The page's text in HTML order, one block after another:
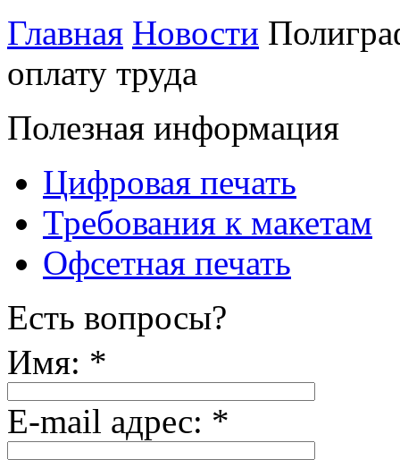
Главная Новости
оплату труда
Полезная информация
Цифровая печать
Требования к макетам
Офсетная печать
Есть вопросы?
Имя: *
E-mail адрес: *